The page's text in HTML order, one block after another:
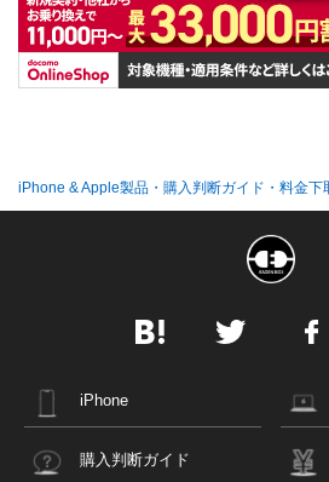
iPhone & Apple製品・購入判断ガイド・料金下
iPhone
購入判断ガイド